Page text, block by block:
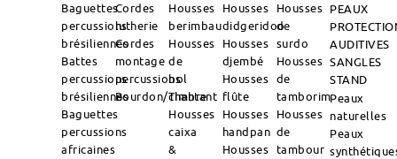
Baguettes
percussions
brésiliennes
Battes
percussions
brésiliennes
Baguettes
percussions
africaines
Cordes
lutherie
Cordes
montage
percussions
Bourdon/Timbre
Housses
berimbau
Housses
de
bol
chantant
Housses
caixa
&
Housses
didgeridoo
Housses
djembé
Housses
flûte
Housses
handpan
Housses
Housses
de
surdo
Housses
de
tamborim
Housses
de
tambour
PEAUX
AUDITIVES
SANGLES
STAND
Peaux
naturelles
Peaux